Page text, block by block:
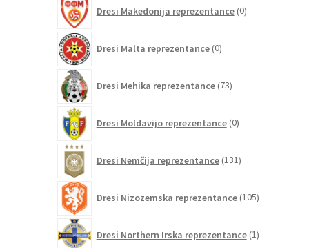
Dresi Makedonija reprezentance 0izdelkov
Dresi Malta reprezentance 0izdelkov
Dresi Mehika reprezentance 73izdelkov
Dresi Moldavijo reprezentance 0izdelkov
Dresi Nemčija reprezentance 131izdelkov
Dresi Nizozemska reprezentance 105izdelkov
Dresi Northern Irska reprezentance 1izdelek